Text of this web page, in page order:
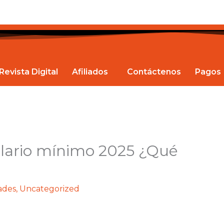
Revista Digital Afiliados Contáctenos Pagos
mínimo 2025 ¿Qué
, Uncategorized